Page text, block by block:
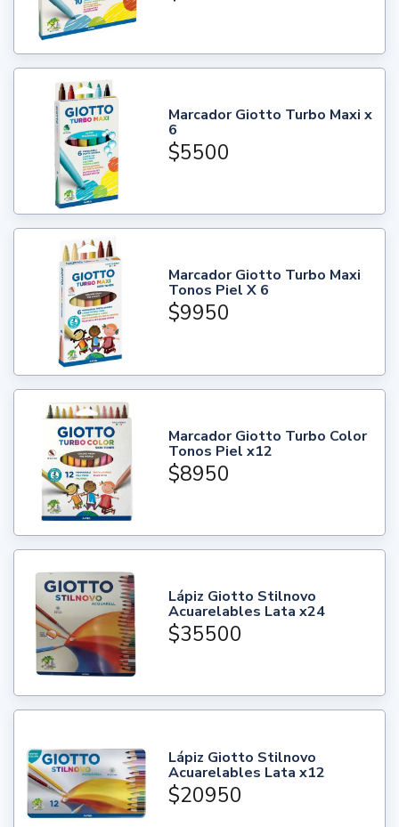
Marcador Giotto Turbo Maxi x
6
$5500
Marcador Giotto Turbo Maxi
Tonos Piel X 6
$9950
Marcador Giotto Turbo Color
Tonos Piel x12
$8950
Lápiz Giotto Stilnovo
Acuarelables Lata x24
$35500
Lápiz Giotto Stilnovo
Acuarelables Lata x12
$20950